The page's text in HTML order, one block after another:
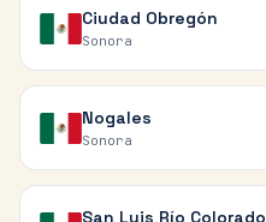
Ciudad Obregón
Sonora
Nogales
Sonora
San Luis Río Colorado